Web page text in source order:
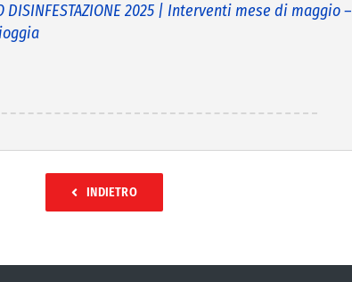
DISINFESTAZIONE 2025 | Interventi mese di maggio –
INDIETRO